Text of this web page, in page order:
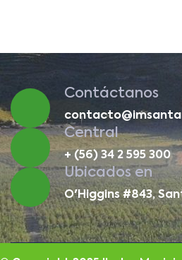
Contáctanos
Central
+ (56) 34 2 595 300
Ubicados en
O'Higgins #843,